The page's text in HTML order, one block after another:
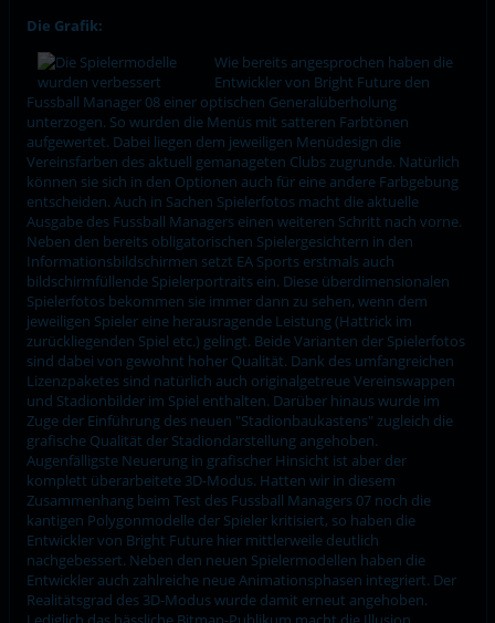
Die Grafik:
Wie bereits angesprochen haben die
Entwickler von Bright Future den
Fussball Manager 08 einer optischen Generalüberholung
unterzogen. So wurden die Menüs mit satteren Farbtönen
aufgewertet. Dabei liegen dem jeweiligen Menüdesign die
Vereinsfarben des aktuell gemanageten Clubs zugrunde. Natürlich
können sie sich in den Optionen auch für eine andere Farbgebung
entscheiden. Auch in Sachen Spielerfotos macht die aktuelle
Ausgabe des Fussball Managers einen weiteren Schritt nach vorne.
Neben den bereits obligatorischen Spielergesichtern in den
Informationsbildschirmen setzt EA Sports erstmals auch
bildschirmfüllende Spielerportraits ein. Diese überdimensionalen
Spielerfotos bekommen sie immer dann zu sehen, wenn dem
jeweiligen Spieler eine herausragende Leistung (Hattrick im
zurückliegenden Spiel etc.) gelingt. Beide Varianten der Spielerfotos
sind dabei von gewohnt hoher Qualität. Dank des umfangreichen
Lizenzpaketes sind natürlich auch originalgetreue Vereinswappen
und Stadionbilder im Spiel enthalten. Darüber hinaus wurde im
Zuge der Einführung des neuen "Stadionbaukastens" zugleich die
grafische Qualität der Stadiondarstellung angehoben.
Augenfälligste Neuerung in grafischer Hinsicht ist aber der
komplett überarbeitete 3D-Modus. Hatten wir in diesem
Zusammenhang beim Test des Fussball Managers 07 noch die
kantigen Polygonmodelle der Spieler kritisiert, so haben die
Entwickler von Bright Future hier mittlerweile deutlich
nachgebessert. Neben den neuen Spielermodellen haben die
Entwickler auch zahlreiche neue Animationsphasen integriert. Der
Realitätsgrad des 3D-Modus wurde damit erneut angehoben.